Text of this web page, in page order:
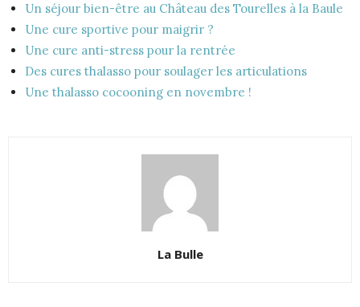
Un séjour bien-être au Château des Tourelles à la Baule
Une cure sportive pour maigrir ?
Une cure anti-stress pour la rentrée
Des cures thalasso pour soulager les articulations
Une thalasso cocooning en novembre !
La Bulle